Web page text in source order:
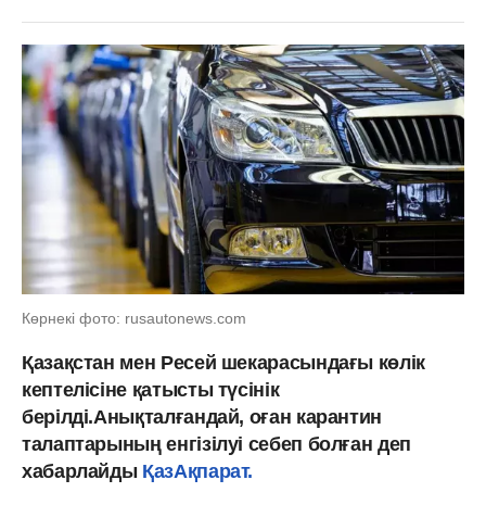
Көрнекі фото: rusautonews.com
Қазақстан мен Ресей шекарасындағы көлік
кептелісіне қатысты түсінік
берілді.Анықталғандай, оған карантин
талаптарының енгізілуі себеп болған деп
хабарлайдыҚазАқпарат.